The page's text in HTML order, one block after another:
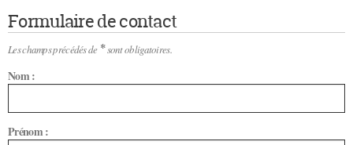
Formulaire de contact
Les champs précédés de *sont obligatoires.
Nom :
Prénom :